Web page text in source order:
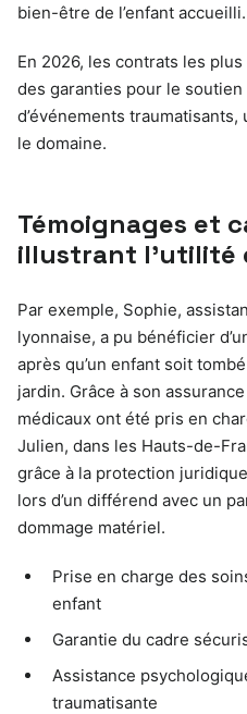
bien-être de l’enfant accueilli.
En 2026, les contrats les
des garanties pour le
d’événements
le domaine.
Témoignages et
illustrant l’utilité
Par exemple, Sophie,
lyonnaise, a pu bénéficier
après qu’un enfant soit
jardin. Grâce à son
médicaux ont été pris en
Julien, dans les Hauts-de-
grâce à la protection
lors d’un différend avec un
dommage matériel.
Prise en charge des
enfant
Garantie du cadre
Assistance
traumatisante